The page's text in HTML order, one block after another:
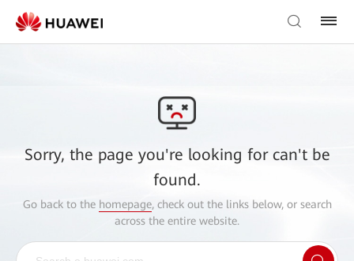
Sorry, the page you're looking for can't be
found.
Go back to the homepage, check out the links below, or search
across the entire website.